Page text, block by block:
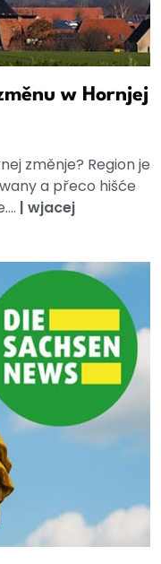
w Hornjej
změnje? Region je
a přeco hišće
| wjacej